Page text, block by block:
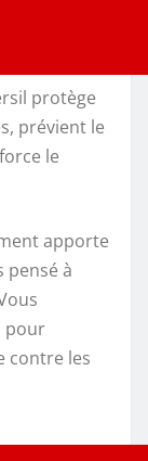
protège
prévient le
le
apporte
pensé à
pour
contre les